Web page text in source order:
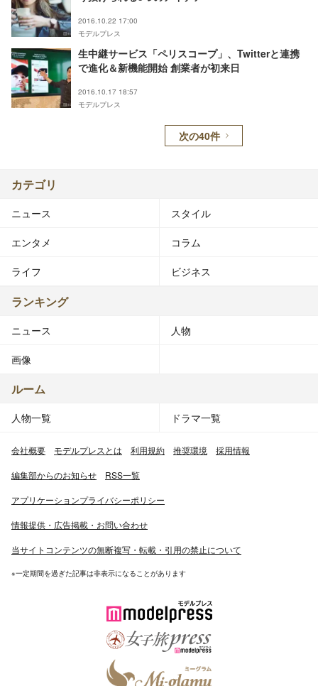
2016.10.22 17:00
モデルプレス
生中継サービス「ペリスコープ」、Twitterと連携
で進化＆新機能開始 創業者が初来日
2016.10.17 18:57
モデルプレス
次の40件
カテゴリ
ニュース スタイル
エンタメ コラム
ライフ ビジネス
ランキング
ニュース 人物
画像
ルーム
人物一覧 ドラマ一覧
会社概要 モデルプレスとは 利用規約 推奨環境 採用情報
編集部からのお知らせ RSS一覧
アプリケーションプライバシーポリシー
情報提供・広告掲載・お問い合わせ
当サイトコンテンツの無断複写・転載・引用の禁止について
※一定期間を過ぎた記事は非表示になることがあります